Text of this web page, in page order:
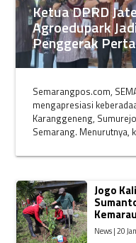
Ketua DPRD
Agroedupark
Penggerak
Semarangpos.com,
mengapresiasi
Karanggeneng,
Semarang. Menurutnya,
Jogo
News | 20